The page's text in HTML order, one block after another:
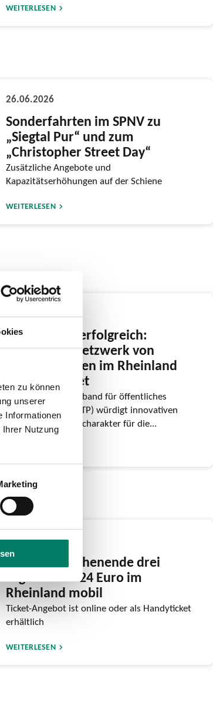
zu können
unserer
Informationen
Ihrer Nutzung
WEITERLESEN
26.06.2026
Sonderfahrten im SPNV zu
„Siegtal Pur“ und zum
„Christopher Street Day“
Zusätzliche Angebote und
Kapazitätserhöhungen auf der Schiene
WEITERLESEN
Gemeinsam erfolgreich:
Regionales Netzwerk von
Mobilstationen im Rheinland
ausgezeichnet
Internationaler Verband für öffentliches
Verkehrswesen (UITP) würdigt innovativen
Beitrag mit Modellcharakter für die...
03.06.2026
Am CSD-Wochenende drei
Tage für nur 24 Euro im
Rheinland mobil
Ticket-Angebot ist online oder als Handyticket
erhältlich
WEITERLESEN